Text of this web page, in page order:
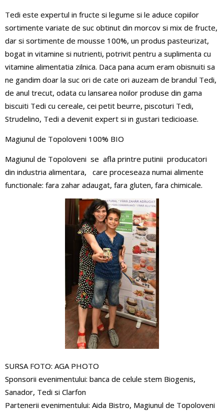
Tedi este expertul in fructe si legume si le aduce copiilor
sortimente variate de suc obtinut din morcov si mix de fructe,
dar si sortimente de mousse 100%, un produs pasteurizat,
bogat in vitamine si nutrienti, potrivit pentru a suplimenta cu
vitamine alimentatia zilnica. Daca pana acum eram obisnuiti sa
ne gandim doar la suc ori de cate ori auzeam de brandul Tedi,
de anul trecut, odata cu lansarea noilor produse din gama
biscuiti Tedi cu cereale, cei petit beurre, piscoturi Tedi,
Strudelino, Tedi a devenit expert si in gustari tedicioase.
Magiunul de Topoloveni 100% BIO
Magiunul de Topoloveni se afla printre putinii producatori
din industria alimentara, care proceseaza numai alimente
functionale: fara zahar adaugat, fara gluten, fara chimicale.
SURSA FOTO: AGA PHOTO
Sponsorii evenimentului: banca de celule stem Biogenis,
Sanador, Tedi si Clarfon
Partenerii evenimentului: Aida Bistro, Magiunul de Topoloveni